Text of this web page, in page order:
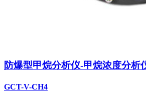
防爆型甲烷分析仪-甲烷浓度分析
GCT-V-CH4